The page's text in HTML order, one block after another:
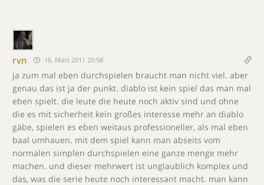
rvn 16. März 2011 20:58
ja zum mal eben durchspielen braucht man nicht viel. aber
genau das ist ja der punkt. diablo ist kein spiel das man mal
eben spielt. die leute die heute noch aktiv sind und ohne
die es mit sicherheit kein großes interesse mehr an diablo
gäbe, spielen es eben weitaus professioneller, als mal eben
baal umhauen. mit dem spiel kann man abseits vom
normalen simplen durchspielen eine ganze menge mehr
machen. und dieser mehrwert ist unglaublich komplex und
das, was die serie heute noch interessant macht. man kann